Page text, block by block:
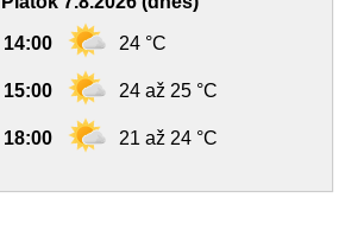
14:00 24 °C
15:00 24 až 25 °C
18:00 21 až 24 °C